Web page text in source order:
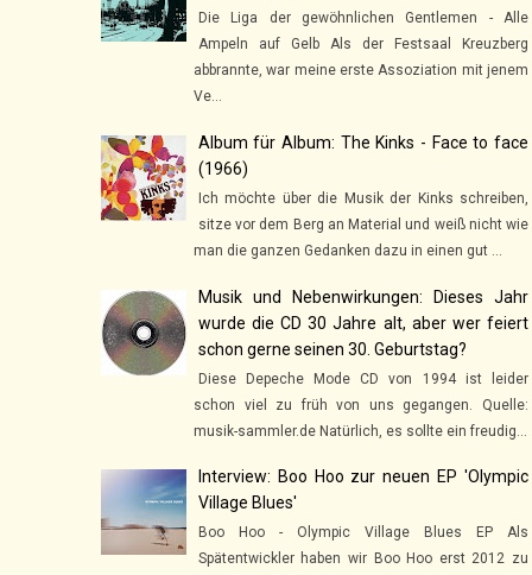
Die Liga der gewöhnlichen Gentlemen - Alle
Ampeln auf Gelb Als der Festsaal Kreuzberg
abbrannte, war meine erste Assoziation mit jenem
Ve...
Album für Album: The Kinks - Face to face
(1966)
Ich möchte über die Musik der Kinks schreiben,
sitze vor dem Berg an Material und weiß nicht wie
man die ganzen Gedanken dazu in einen gut ...
Musik und Nebenwirkungen: Dieses Jahr
wurde die CD 30 Jahre alt, aber wer feiert
schon gerne seinen 30. Geburtstag?
Diese Depeche Mode CD von 1994 ist leider
schon viel zu früh von uns gegangen. Quelle:
musik-sammler.de Natürlich, es sollte ein freudig...
Interview: Boo Hoo zur neuen EP 'Olympic
Village Blues'
Boo Hoo - Olympic Village Blues EP Als
Spätentwickler haben wir Boo Hoo erst 2012 zu